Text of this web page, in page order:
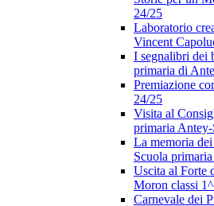
24/25
Laboratorio
Vincent
I segnalibri dei
primaria di
Premiazione
24/25
Visita al
primaria
La memoria
Scuola
Uscita al Forte
Moron classi
Carnevale dei